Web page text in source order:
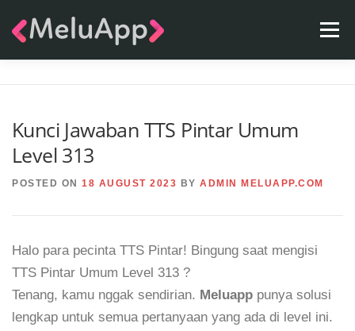
Menu
Kunci Jawaban TTS Pintar Umum
Level 313
POSTED ON 18 AUGUST 2023 BY ADMIN MELUAPP.COM
Halo para pecinta TTS Pintar! Bingung saat mengisi
TTS Pintar Umum Level 313 ?
Tenang, kamu nggak sendirian. Meluapp punya solusi
lengkap untuk semua pertanyaan yang ada di level ini.